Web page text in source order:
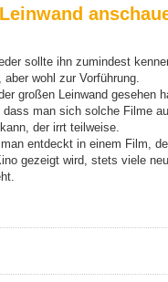
sollte ihn zumindest
wohl zur Vorführung.
großen Leinwand gesehen
man sich solche Filme
der irrt teilweise.
entdeckt in einem Film,
gezeigt wird, stets viele